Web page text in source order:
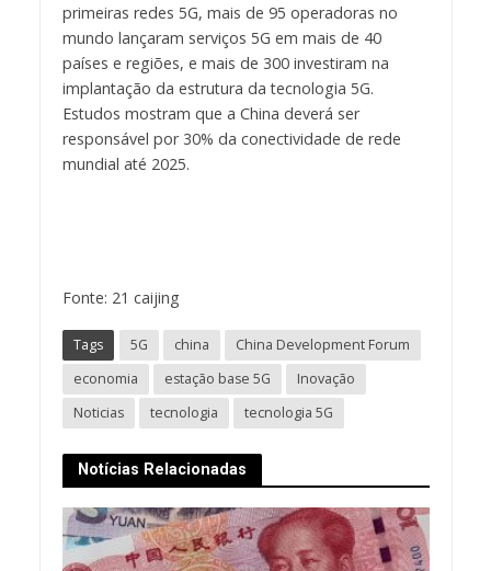
primeiras redes 5G, mais de 95 operadoras no
mundo lançaram serviços 5G em mais de 40
países e regiões, e mais de 300 investiram na
implantação da estrutura da tecnologia 5G.
Estudos mostram que a China deverá ser
responsável por 30% da conectividade de rede
mundial até 2025.
Fonte: 21 caijing
Tags 5G china
China Development Forum
economia
estação base 5G
Inovação
Noticias
tecnologia tecnologia 5G
Notícias Relacionadas